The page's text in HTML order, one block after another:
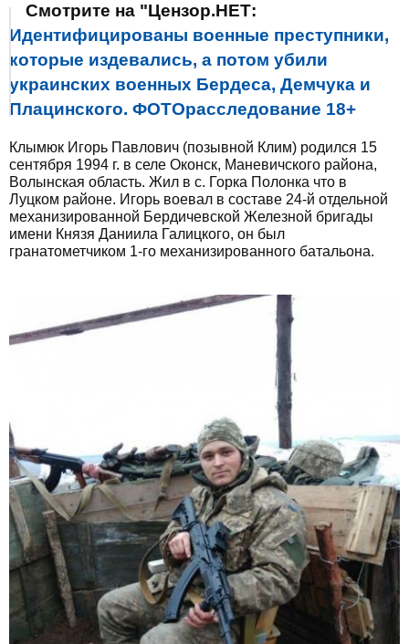
Смотрите на "Цензор.НЕТ:
Идентифицированы военные преступники,
которые издевались, а потом убили
украинских военных Бердеса, Демчука и
Плацинского. ФОТОрасследование 18+
Клымюк Игорь Павлович (позывной Клим) родился 15
сентября 1994 г. в селе Оконск, Маневичского района,
Волынская область. Жил в с. Горка Полонка что в
Луцком районе. Игорь воевал в составе 24-й отдельной
механизированной Бердичевской Железной бригады
имени Князя Даниила Галицкого, он был
гранатометчиком 1-го механизированного батальона.